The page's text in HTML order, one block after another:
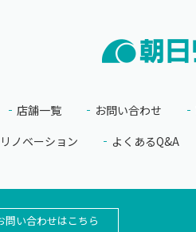
店舗一覧 お問い合わせ
リノベーション よくあるQ&A
問い合わせはこちら